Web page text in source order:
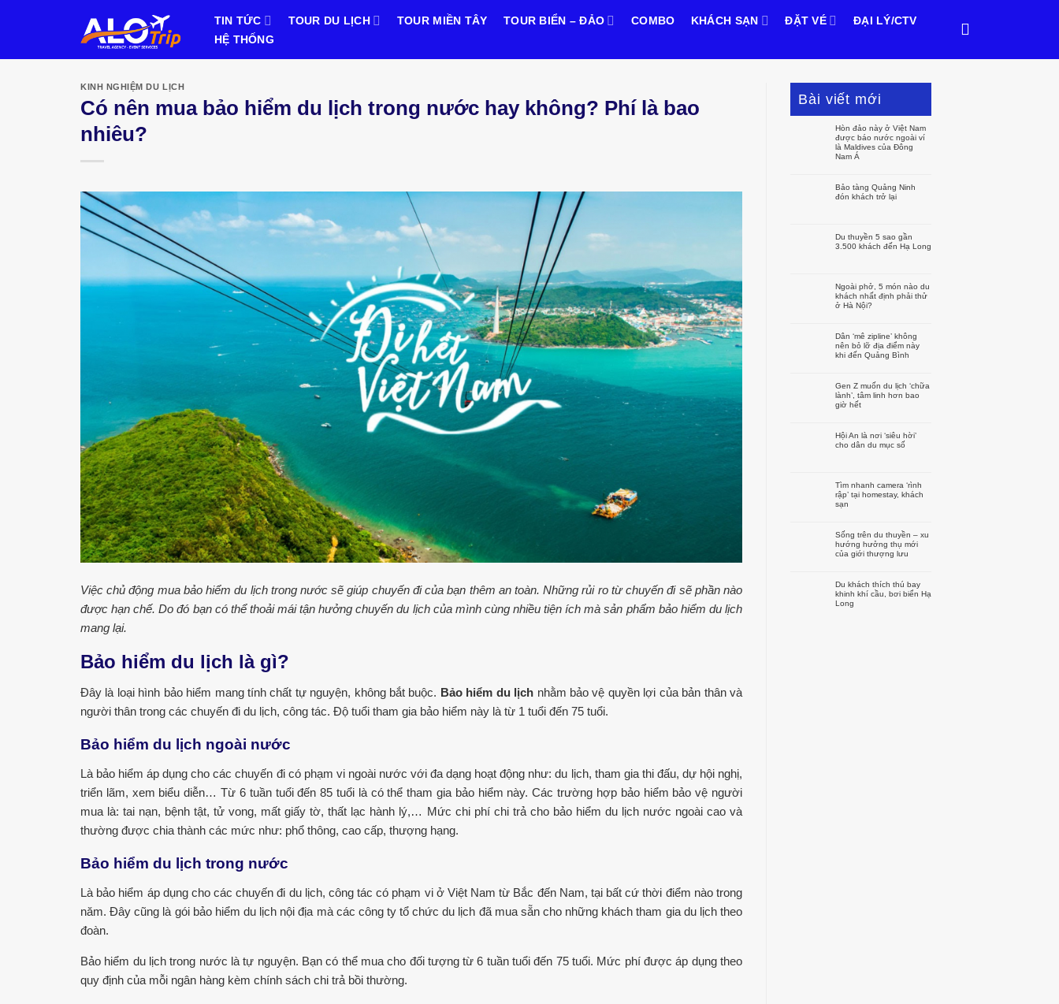
TIN TỨC TOUR DU LỊCH TOUR MIỀN TÂY TOUR BIỂN – ĐẢO COMBO KHÁCH SẠN ĐẶT VÉ
ĐẠI LÝ/CTV
HỆ THỐNG
KINH NGHIỆM DU LỊCH
Có nên mua bảo hiểm du lịch trong nước hay không? Phí là bao
nhiêu?
Việc chủ động mua bảo hiểm du lịch trong nước sẽ giúp chuyến đi của bạn thêm an toàn. Những rủi ro từ chuyến đi sẽ phần nào
được hạn chế. Do đó bạn có thể thoải mái tận hưởng chuyến du lịch của mình cùng nhiều tiện ích mà sản phẩm bảo hiểm du lịch
mang lại.
Bảo hiểm du lịch là gì?
Đây là loại hình bảo hiểm mang tính chất tự nguyện, không bắt buộc. Bảo hiểm du lịch nhằm bảo vệ quyền lợi của bản thân và
người thân trong các chuyến đi du lịch, công tác. Độ tuổi tham gia bảo hiểm này là từ 1 tuổi đến 75 tuổi.
Bảo hiểm du lịch ngoài nước
Là bảo hiểm áp dụng cho các chuyến đi có phạm vi ngoài nước với đa dạng hoạt động như: du lịch, tham gia thi đấu, dự hội nghị,
triển lãm, xem biểu diễn… Từ 6 tuần tuổi đến 85 tuổi là có thể tham gia bảo hiểm này. Các trường hợp bảo hiểm bảo vệ người
mua là: tai nạn, bệnh tật, tử vong, mất giấy tờ, thất lạc hành lý,… Mức chi phí chi trả cho bảo hiểm du lịch nước ngoài cao và
thường được chia thành các mức như: phổ thông, cao cấp, thượng hạng.
Bảo hiểm du lịch trong nước
Là bảo hiểm áp dụng cho các chuyến đi du lịch, công tác có phạm vi ở Việt Nam từ Bắc đến Nam, tại bất cứ thời điểm nào trong
năm. Đây cũng là gói bảo hiểm du lịch nội địa mà các công ty tổ chức du lịch đã mua sẵn cho những khách tham gia du lịch theo
đoàn.
Bảo hiểm du lịch trong nước là tự nguyện. Bạn có thể mua cho đối tượng từ 6 tuần tuổi đến 75 tuổi. Mức phí được áp dụng theo
quy định của mỗi ngân hàng kèm chính sách chi trả bồi thường.
Bài viết mới
Hòn đảo này ở Việt Nam
được báo nước ngoài ví
là Maldives của Đông
Nam Á
Bảo tàng Quảng Ninh
đón khách trở lại
Du thuyền 5 sao gần
3.500 khách đến Hạ Long
Ngoài phở, 5 món nào du
khách nhất định phải thử
ở Hà Nội?
Dân ‘mê zipline’ không
nên bỏ lỡ địa điểm này
khi đến Quảng Bình
Gen Z muốn du lịch ‘chữa
lành’, tâm linh hơn bao
giờ hết
Hội An là nơi ‘siêu hời’
cho dân du mục số
Tìm nhanh camera ‘rình
rập’ tại homestay, khách
sạn
Sống trên du thuyền – xu
hướng hưởng thụ mới
của giới thượng lưu
Du khách thích thú bay
khinh khí cầu, bơi biển Hạ
Long